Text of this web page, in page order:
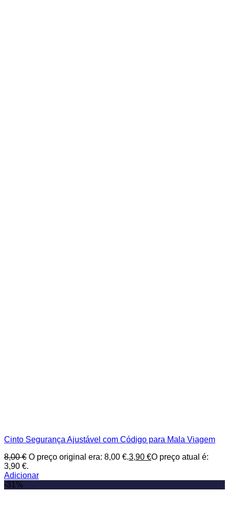
Cinto Segurança Ajustável com Código para Mala Viagem
8,00€ O preço original era: 8,00 €.3,90 €O preço atual é:
3,90 €.
Adicionar
-31%